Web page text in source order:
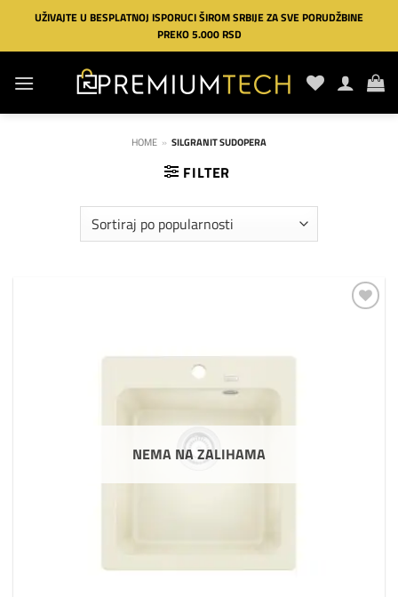
Preskoči
sadržaj
UŽIVAJTE U BESPLATNOJ ISPORUCI ŠIROM SRBIJE ZA SVE PORUDŽBINE
PREKO 5.000 RSD
HOME » SILGRANIT SUDOPERA
FILTER
NEMA NA ZALIHAMA